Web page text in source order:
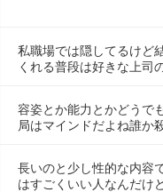
私職場では隠してるけど
くれる普段は好きな上司
容姿とか能力とかどうで
局はマインドだよね誰か
長いのと少し性的な内容
はすごくいい人なんだけ